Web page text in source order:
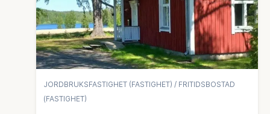
JORDBRUKSFASTIGHET (FASTIGHET) / FRITIDSBOSTAD
(FASTIGHET)